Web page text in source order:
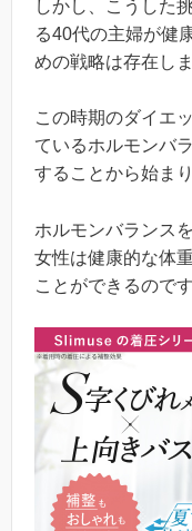
しかし、こうした
る40代の主婦が健
めの戦略は存在しま
この時期のダイエ
ているホルモンバ
することから始まり
ホルモンバランス
女性は健康的な体
ことができるのです